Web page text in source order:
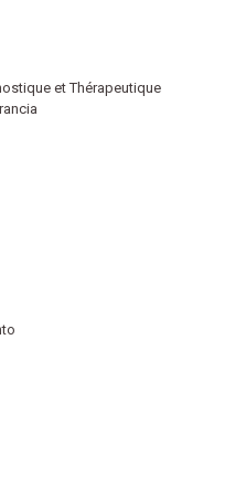
et Thérapeutique